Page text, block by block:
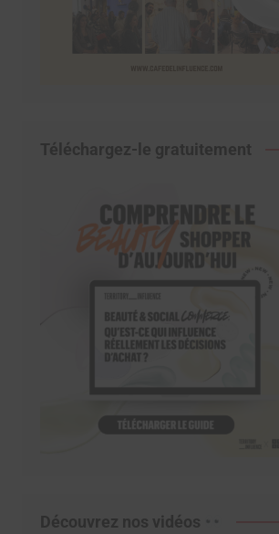
Téléchargez-le gratuitement
Découvrez nos vidéos